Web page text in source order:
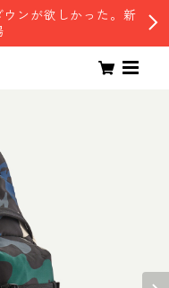
ンが欲しかった。新